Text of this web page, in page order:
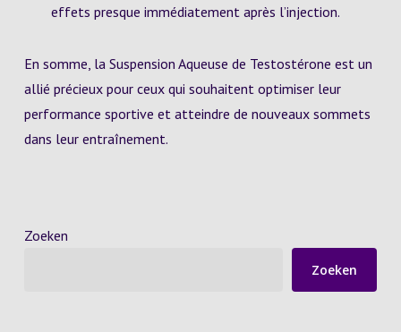
effets presque immédiatement après l’injection.
En somme, la Suspension Aqueuse de Testostérone est un
allié précieux pour ceux qui souhaitent optimiser leur
performance sportive et atteindre de nouveaux sommets
dans leur entraînement.
Zoeken
Zoeken